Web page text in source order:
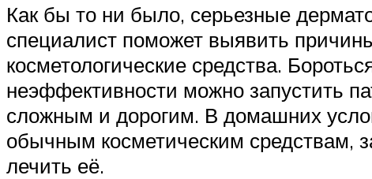
Как бы то ни было, серьезные
специалист поможет выявить
косметологические средства.
неэффективности можно запустить
сложным и дорогим. В домашних
обычным косметическим средствам,
лечить её.